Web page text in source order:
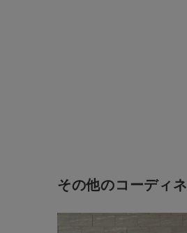
その他のコーディ